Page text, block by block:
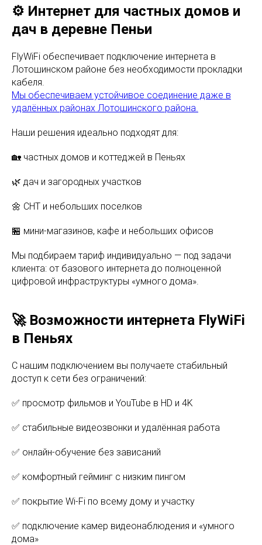
⚙️ Интернет для частных домов и
дач в деревне Пеньи
FlyWiFi обеспечивает подключение интернета в
Лотошинском районе без необходимости прокладки
кабеля.
Мы обеспечиваем устойчивое соединение даже в
удалённых районах Лотошинского района.
Наши решения идеально подходят для:
🏡 частных домов и коттеджей в Пеньях
🌿 дач и загородных участков
🌼 СНТ и небольших поселков
🏪 мини-магазинов, кафе и небольших офисов
Мы подбираем тариф индивидуально — под задачи
клиента: от базового интернета до полноценной
цифровой инфраструктуры «умного дома».
🚀 Возможности интернета FlyWiFi
в Пеньях
С нашим подключением вы получаете стабильный
доступ к сети без ограничений:
✅ просмотр фильмов и YouTube в HD и 4K
✅ стабильные видеозвонки и удалённая работа
✅ онлайн-обучение без зависаний
✅ комфортный гейминг с низким пингом
✅ покрытие Wi-Fi по всему дому и участку
✅ подключение камер видеонаблюдения и «умного
дома»